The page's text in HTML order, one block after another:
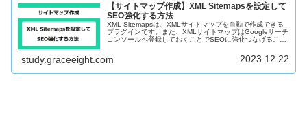
【サイトマップ作成】XML Sitemapsを設定して
SEO強化する方法
XML Sitemapsは、XMLサイトマップを自動で作成できる
プラグインです。また、XMLサイトマップはGoogleサーチ
コンソールへ登録しておくことでSEOに強化つなげること
study.graceeight.com 2023.12.22